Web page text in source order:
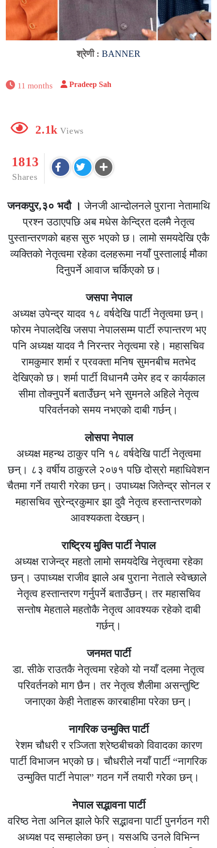
श्रेणी : BANNER
11 months Pradeep Sah
2.1k Views
1813
Shares
जनकपुर,३० भदाै । जेनजी आन्दोलनले पुराना नेतामाथि
प्रश्न उठाएपछि अब मधेस केन्द्रित दलमै नेतृत्व
पुस्तान्तरणको बहस सुरु भएको छ। लामो समयदेखि एकै
व्यक्तिको नेतृत्वमा रहेका दलहरूमा नयाँ पुस्तालाई मौका
दिनुपर्ने आवाज चर्किएको छ।
जसपा नेपाल
अध्यक्ष उपेन्द्र यादव १८ वर्षदेखि पार्टी नेतृत्वमा छन्।
फोरम नेपालदेखि जसपा नेपालसम्म पार्टी रुपान्तरण भए
पनि अध्यक्ष यादव नै निरन्तर नेतृत्वमा रहे। महासचिव
रामकुमार शर्मा र प्रवक्ता मनिष सुमनबीच मतभेद
देखिएको छ। शर्मा पार्टी विधानमै उमेर हद र कार्यकाल
सीमा तोक्नुपर्ने बताउँछन् भने सुमनले अहिले नेतृत्व
परिवर्तनको समय नभएको दाबी गर्छन्।
लोसपा नेपाल
अध्यक्ष महन्थ ठाकुर पनि १८ वर्षदेखि पार्टी नेतृत्वमा
छन्। ८३ वर्षीय ठाकुरले २०७१ पछि दोस्रो महाधिवेशन
चैतमा गर्ने तयारी गरेका छन्। उपाध्यक्ष जितेन्द्र सोनल र
महासचिव सुरेन्द्रकुमार झा दुवै नेतृत्व हस्तान्तरणको
आवश्यकता देख्छन्।
राष्ट्रिय मुक्ति पार्टी नेपाल
अध्यक्ष राजेन्द्र महतो लामो समयदेखि नेतृत्वमा रहेका
छन्। उपाध्यक्ष राजीव झाले अब पुराना नेताले स्वेच्छाले
नेतृत्व हस्तान्तरण गर्नुपर्ने बताउँछन्। तर महासचिव
सन्तोष मेहताले महतोकै नेतृत्व आवश्यक रहेको दाबी
गर्छन्।
जनमत पार्टी
डा. सीके राउतकै नेतृत्वमा रहेको यो नयाँ दलमा नेतृत्व
परिवर्तनको माग छैन। तर नेतृत्व शैलीमा असन्तुष्टि
जनाएका केही नेताहरू कारबाहीमा परेका छन्।
नागरिक उन्मुक्ति पार्टी
रेशम चौधरी र रञ्जिता श्रेष्ठबीचको विवादका कारण
पार्टी विभाजन भएको छ। चौधरीले नयाँ पार्टी “नागरिक
उन्मुक्ति पार्टी नेपाल” गठन गर्ने तयारी गरेका छन्।
नेपाल सद्भावना पार्टी
वरिष्ठ नेता अनिल झाले फेरि सद्भावना पार्टी पुनर्गठन गरी
अध्यक्ष पद सम्हालेका छन्। यसअघि उनले विभिन्न